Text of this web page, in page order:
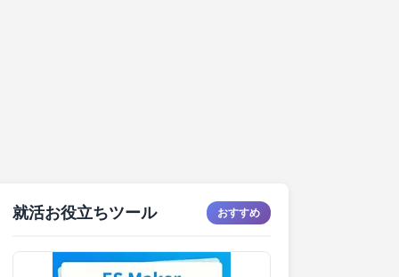
就活お役立ちツール おすすめ